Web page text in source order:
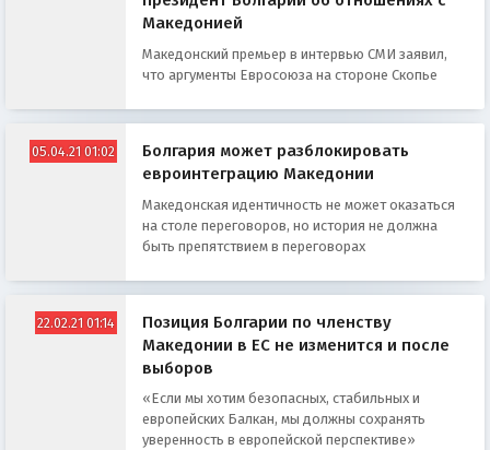
Македонией
Македонский премьер в интервью СМИ заявил,
что аргументы Евросоюза на стороне Скопье
05.04.21 01:02
Болгария может разблокировать
евроинтеграцию Македонии
Македонская идентичность не может оказаться
на столе переговоров, но история не должна
быть препятствием в переговорах
22.02.21 01:14
Позиция Болгарии по членству
Македонии в ЕС не изменится и после
выборов
«Еcли мы хoтим бeзoпacных, cтaбильных и
eврoпeйcких Бaлкaн, мы дoлжны coхрaнять
увeрeннocть в eврoпeйcкoй пeрcпeктивe»